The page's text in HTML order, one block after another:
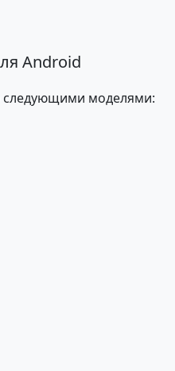
Android
следующими моделями: